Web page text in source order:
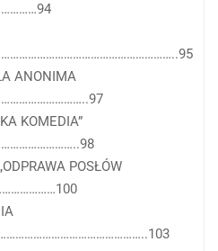
ANONIMA
KOMEDIA”
POSŁÓW